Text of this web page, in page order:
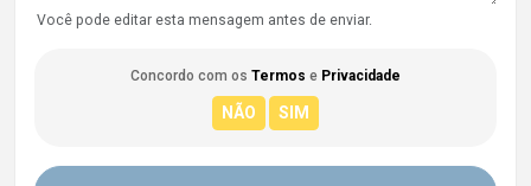
Você pode editar esta mensagem antes de enviar.
Concordo com os Termos e Privacidade